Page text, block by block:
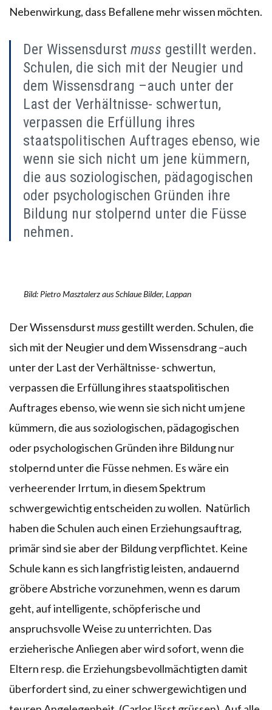
Nebenwirkung, dass Befallene mehr wissen möchten.
Der Wissensdurst muss gestillt werden.
Schulen, die sich mit der Neugier und
dem Wissensdrang –auch unter der
Last der Verhältnisse- schwertun,
verpassen die Erfüllung ihres
staatspolitischen Auftrages ebenso, wie
wenn sie sich nicht um jene kümmern,
die aus soziologischen, pädagogischen
oder psychologischen Gründen ihre
Bildung nur stolpernd unter die Füsse
nehmen.
Bild: Pietro Masztalerz aus Schlaue Bilder, Lappan
Der Wissensdurstmussgestillt werden. Schulen, die
sich mit der Neugier und dem Wissensdrang –auch
unter der Last der Verhältnisse- schwertun,
verpassen die Erfüllung ihres staatspolitischen
Auftrages ebenso, wie wenn sie sich nicht um jene
kümmern, die aus soziologischen, pädagogischen
oder psychologischen Gründen ihre Bildung nur
stolpernd unter die Füsse nehmen. Es wäre ein
verheerender Irrtum, in diesem Spektrum
schwergewichtig entscheiden zu wollen. Natürlich
haben die Schulen auch einen Erziehungsauftrag,
primär sind sie aber der Bildung verpflichtet. Keine
Schule kann es sich langfristig leisten, andauernd
gröbere Abstriche vorzunehmen, wenn es darum
geht, auf intelligente, schöpferische und
anspruchsvolle Weise zu unterrichten. Das
erzieherische Anliegen aber wird sofort, wenn die
Eltern resp. die Erziehungsbevollmächtigten damit
überfordert sind, zu einer schwergewichtigen und